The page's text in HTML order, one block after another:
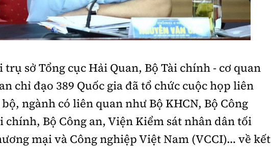
ảnh
Bình luận
Hậu trường sao
Sản phẩm mới
AI
phá
sống
Video
Thời sự
Khám phá
Camera giao thông
trụ sở Tổng cục Hải Quan, Bộ Tài chính - cơ quan
chỉ đạo 389 Quốc gia đã tổ chức cuộc họp liên
ngành có liên quan như Bộ KHCN, Bộ Công
chính, Bộ Công an, Viện Kiểm sát nhân dân tối
mại và Công nghiệp Việt Nam (VCCI)… về kết